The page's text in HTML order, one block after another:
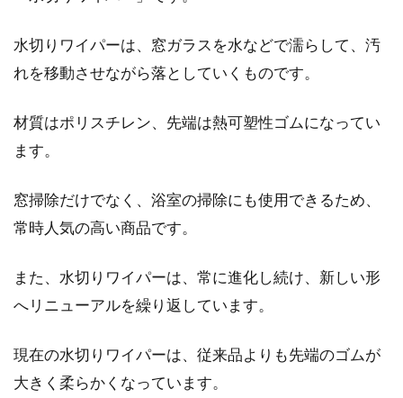
木造アパートの騒音トラブル！対策
方法はあるのか！？
近年のアパートは、木造のものや鉄筋コンクリ
ート造など実に様々です。アパートに住むうえ
賃貸でもOK！納戸にメタルラック
を設置してすっきり収納！
賃貸物件では、収納スペースが少ないことが多
納戸...
水切りワイパーは、窓ガラスを水などで濡らして、汚
れを移動させながら落としていくものです。
材質はポリスチレン、先端は熱可塑性ゴムになってい
ます。
窓掃除だけでなく、浴室の掃除にも使用できるため、
常時人気の高い商品です。
また、水切りワイパーは、常に進化し続け、新しい形
へリニューアルを繰り返しています。
現在の水切りワイパーは、従来品よりも先端のゴムが
大きく柔らかくなっています。